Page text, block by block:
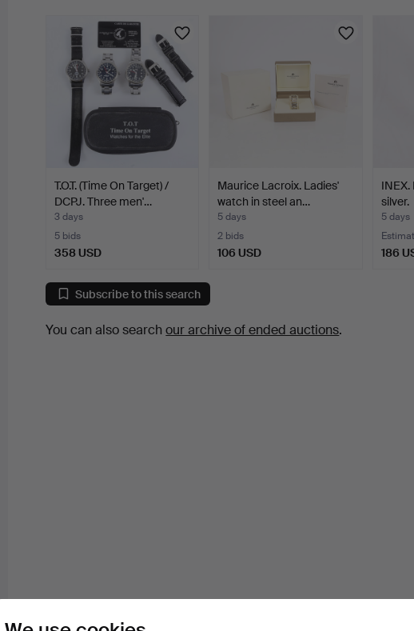
T.O.T. (Time On Target) /
DCPJ. Three men'…
3 days
5 bids
358 USD
Maurice Lacroix. Ladies'
watch in steel an…
5 days
2 bids
106 USD
INEX.
silver.
5 days
186
Subscribe to this search
You can also searchour archive of ended auctions.